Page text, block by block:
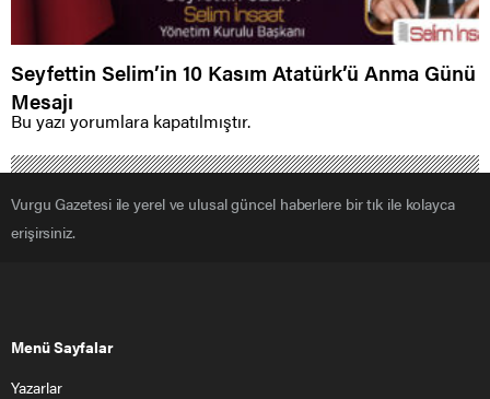
Seyfettin Selim’in 10 Kasım Atatürk’ü Anma Günü
Mesajı
Bu yazı yorumlara kapatılmıştır.
Vurgu Gazetesi ile yerel ve ulusal güncel haberlere bir tık ile kolayca
erişirsiniz.
Menü Sayfalar
Yazarlar